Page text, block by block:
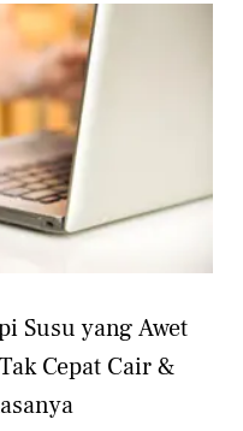
Susu yang Awet
Cepat Cair &